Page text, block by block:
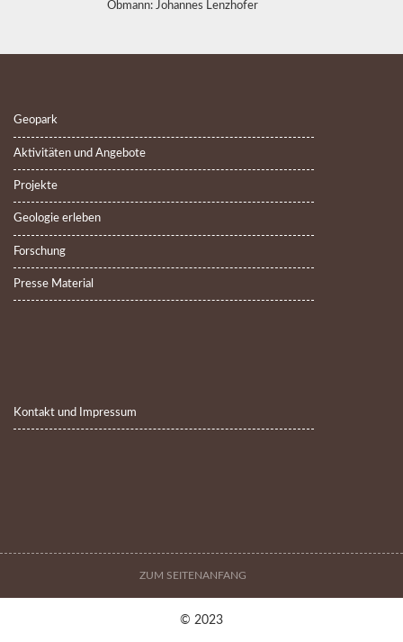
Obmann: Johannes Lenzhofer
Geopark
Aktivitäten und Angebote
Projekte
Geologie erleben
Forschung
Presse Material
Kontakt und Impressum
ZUM SEITENANFANG
© 2023